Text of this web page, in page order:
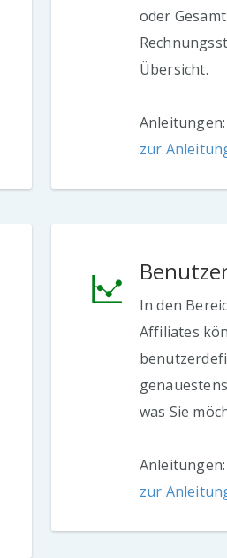
oder
Übersicht.
Anleitungen:
zur
In den
Affiliates
was Sie
Anleitungen:
zur